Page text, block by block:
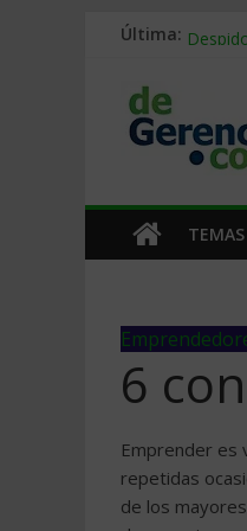
Última:
6
Emprender es
repetidas
de los